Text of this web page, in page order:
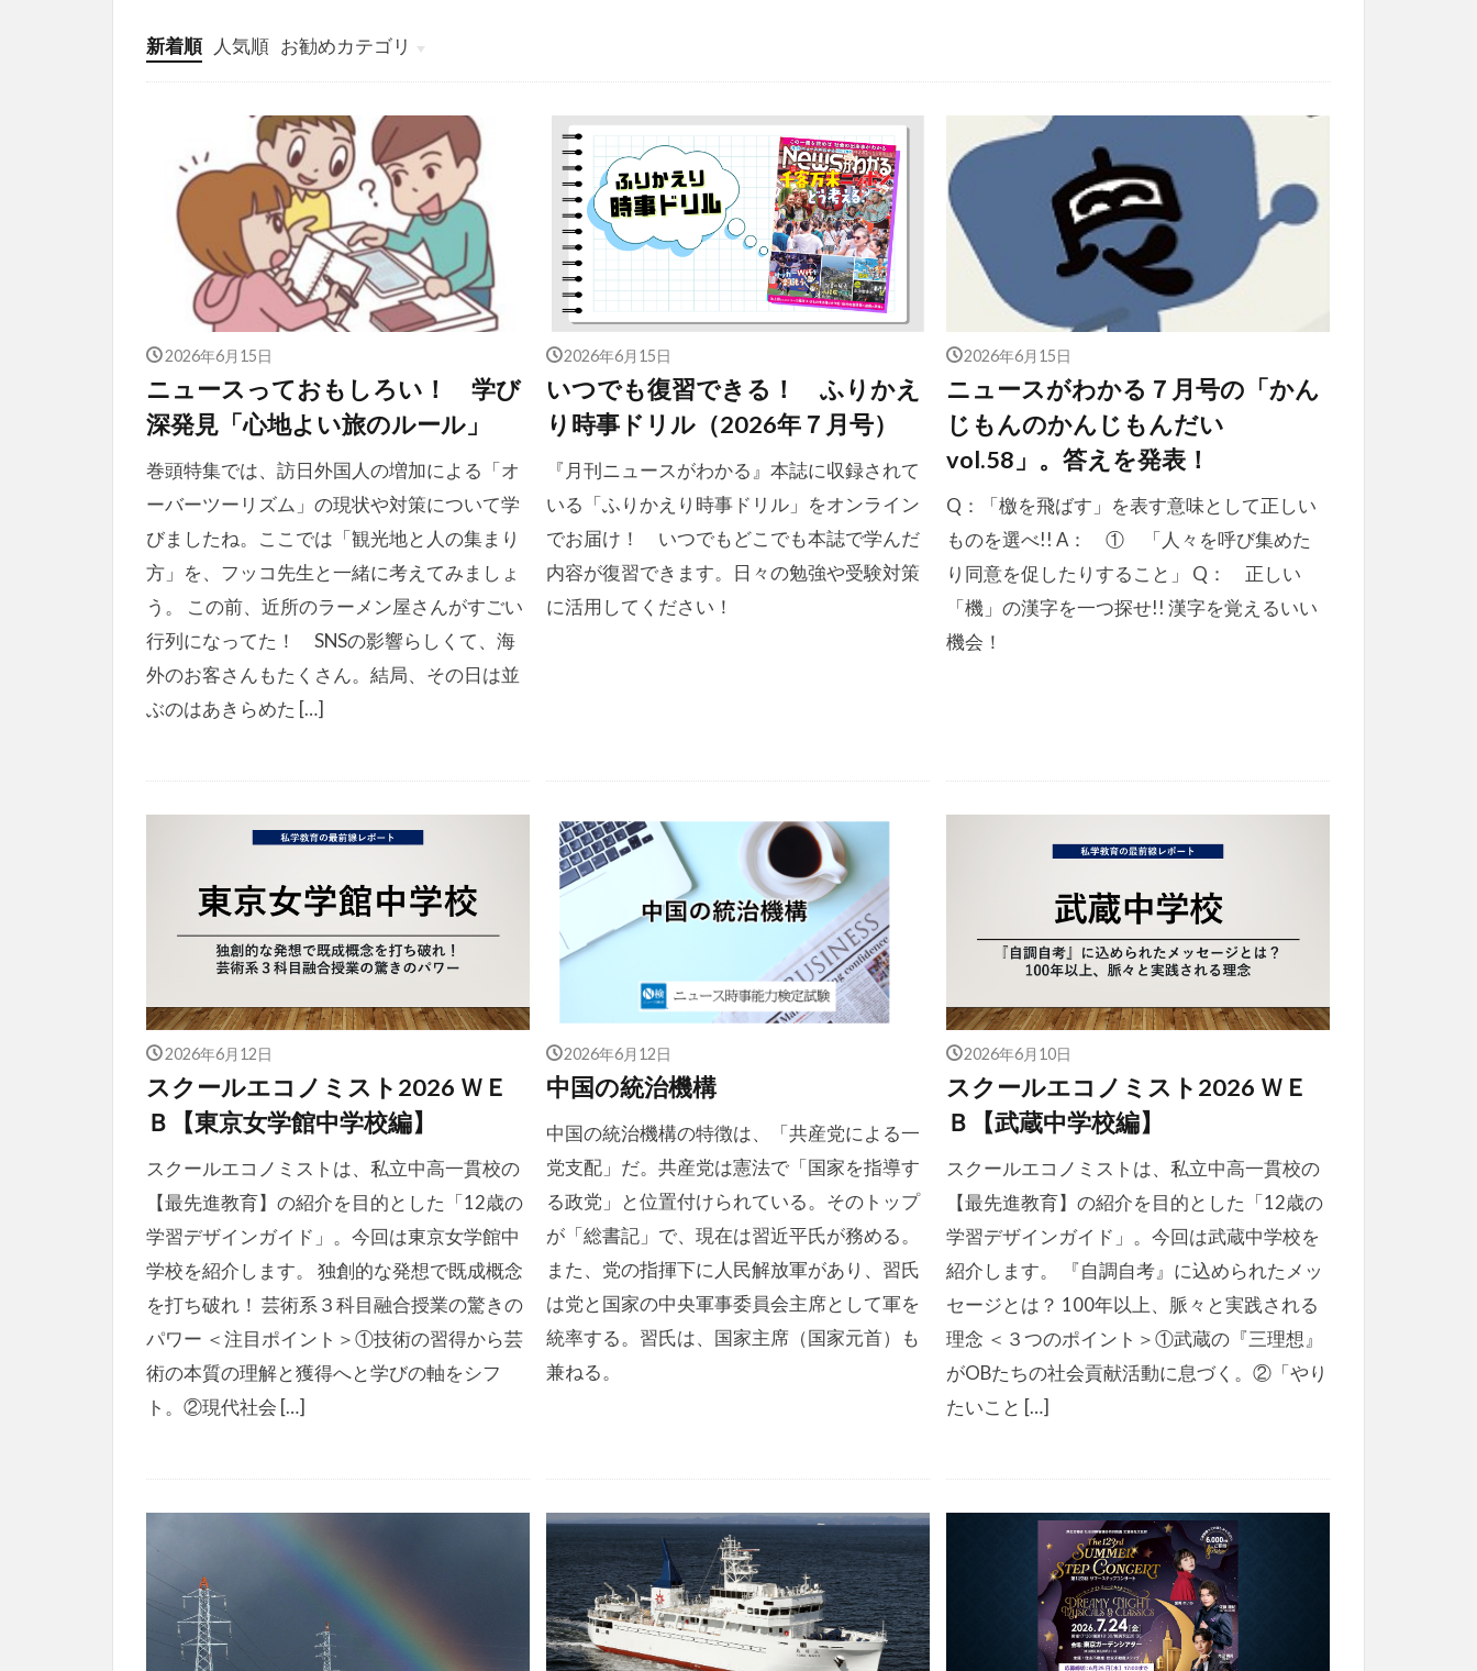
新着順 人気順 お勧めカテゴリ
投稿
学び
マンガ
電子書籍
2026年6月15日
ニュースっておもしろい！ 学び
深発見「心地よい旅のルール」
巻頭特集では、訪日外国人の増加による「オ
ーバーツーリズム」の現状や対策について学
びましたね。ここでは「観光地と人の集まり
方」を、フッコ先生と一緒に考えてみましょ
う。 この前、近所のラーメン屋さんがすごい
行列になってた！ SNSの影響らしくて、海
外のお客さんもたくさん。結局、その日は並
ぶのはあきらめた […]
2026年6月15日
いつでも復習できる！ ふりかえ
り時事ドリル（2026年７月号）
『月刊ニュースがわかる』本誌に収録されて
いる「ふりかえり時事ドリル」をオンライン
でお届け！ いつでもどこでも本誌で学んだ
内容が復習できます。日々の勉強や受験対策
に活用してください！
2026年6月15日
ニュースがわかる７月号の「かん
じもんのかんじもんだい
vol.58」。答えを発表！
Q：「檄を飛ばす」を表す意味として正しい
ものを選べ!! A： ① 「人々を呼び集めた
り同意を促したりすること」 Q： 正しい
「機」の漢字を一つ探せ!! 漢字を覚えるいい
機会！
2026年6月12日
スクールエコノミスト2026 ＷＥ
Ｂ【東京女学館中学校編】
スクールエコノミストは、私立中高一貫校の
【最先進教育】の紹介を目的とした「12歳の
学習デザインガイド」。今回は東京女学館中
学校を紹介します。 独創的な発想で既成概念
を打ち破れ！ 芸術系３科目融合授業の驚きの
パワー ＜注目ポイント＞①技術の習得から芸
術の本質の理解と獲得へと学びの軸をシフ
ト。②現代社会 […]
2026年6月12日
中国の統治機構
中国の統治機構の特徴は、「共産党による一
党支配」だ。共産党は憲法で「国家を指導す
る政党」と位置付けられている。そのトップ
が「総書記」で、現在は習近平氏が務める。
また、党の指揮下に人民解放軍があり、習氏
は党と国家の中央軍事委員会主席として軍を
統率する。習氏は、国家主席（国家元首）も
兼ねる。
2026年6月10日
スクールエコノミスト2026 ＷＥ
Ｂ【武蔵中学校編】
スクールエコノミストは、私立中高一貫校の
【最先進教育】の紹介を目的とした「12歳の
学習デザインガイド」。今回は武蔵中学校を
紹介します。 『自調自考』に込められたメッ
セージとは？ 100年以上、脈々と実践される
理念 ＜３つのポイント＞①武蔵の『三理想』
がOBたちの社会貢献活動に息づく。②「やり
たいこと […]